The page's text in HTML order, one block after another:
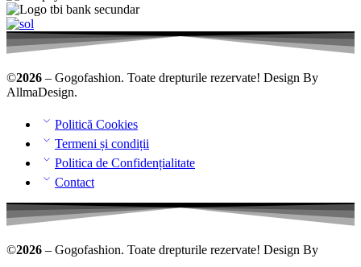
©2026 – Gogofashion. Toate drepturile rezervate! Design By
AllmaDesign.
Politică Cookies
Termeni și condiții
Politica de Confidențialitate
Contact
©2026 – Gogofashion. Toate drepturile rezervate! Design By